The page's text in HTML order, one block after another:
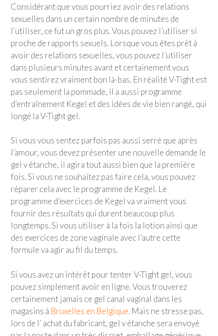
Considérant que vous pourriez avoir des relations
sexuelles dans un certain nombre de minutes de
l’utiliser, ce fut un gros plus. Vous pouvez l’utiliser si
proche de rapports sexuels. Lorsque vous êtes prêt à
avoir des relations sexuelles, vous pouvez l’utiliser
dans plusieurs minutes avant et certainement vous
vous sentirez vraiment bon là-bas. En réalité V-Tight est
pas seulement la pommade, il a aussi programme
d’entraînement Kegel et des idées de vie bien rangé, qui
longé la V-Tight gel.
Si vous vous sentez parfois pas aussi serré que après
l’amour, vous devez présenter une nouvelle demande le
gel v étanche, il agira tout aussi bien que la première
fois. Si vous ne souhaitez pas faire cela, vous pouvez
réparer cela avec le programme de Kegel. Le
programme d’exercices de Kegel va vraiment vous
fournir des résultats qui durent beaucoup plus
longtemps. Si vous utiliser à la fois la lotion ainsi que
des exercices de zone vaginale avec l’autre cette
formule va agir au fil du temps.
Si vous avez un intérêt pour tenter V-Tight gel, vous
pouvez simplement avoir en ligne. Vous trouverez
certainement jamais ce gel canal vaginal dans les
magasins à Bruxelles en Belgique. Mais ne stresse pas,
lors de l’ achat du fabricant, gel v étanche sera envoyé